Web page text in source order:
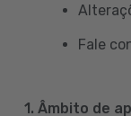
Fale
1. Âmbito de